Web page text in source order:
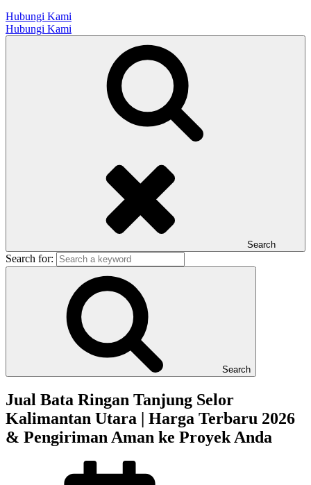
Hubungi Kami
Hubungi Kami
Search
Search for:
Search
Jual Bata Ringan Tanjung Selor
Kalimantan Utara | Harga Terbaru 2026
& Pengiriman Aman ke Proyek Anda